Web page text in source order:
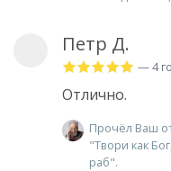
Петр Д.
— 4
Отлично.
Прочёл Ваш
"Твори как
раб".